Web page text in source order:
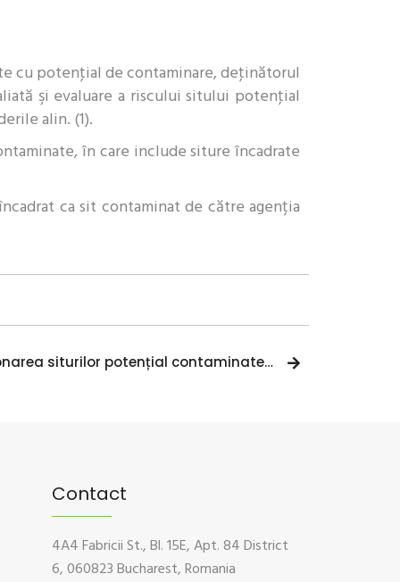
cu potenţial de contaminare, deţinătorul
şi evaluare a riscului sitului potenţial
alin. (1).
în care include siture încadrate
ca sit contaminat de către agenția
Legea 74/2019 privind gestionarea siturilor potențial contaminate și a celor contaminate: obligații, termene, etape – partea III
Contact
4A4 Fabricii St., Bl. 15E, Apt. 84 District
6, 060823 Bucharest, Romania